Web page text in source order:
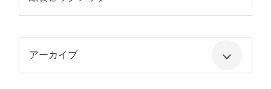
アーカイブ